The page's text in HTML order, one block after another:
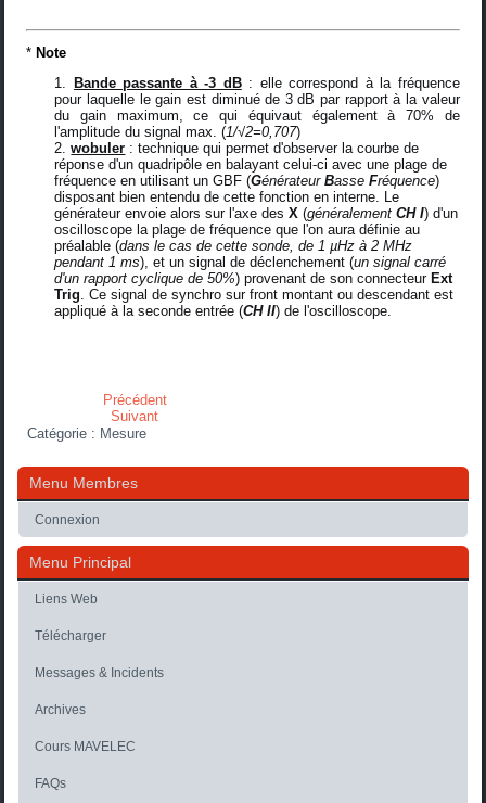
* Note
Bande passante à -3 dB: elle correspond à la fréquence
pour laquelle le gain est diminué de 3 dB par rapport à la valeur
du gain maximum, ce qui équivaut également à 70% de
l'amplitude du signal max. (1/√2=0,707)
wobuler : technique qui permet d'observer la courbe de
réponse d'un quadripôle en balayant celui-ci avec une plage de
fréquence en utilisant un GBF (GénérateurBasseFréquence)
disposant bien entendu de cette fonction en interne. Le
générateur envoie alors sur l'axe desX (généralementCH I) d'un
oscilloscope la plage de fréquence que l'on aura définie au
préalable (dans le cas de cette sonde, de 1 µHz à 2 MHz
pendant 1 ms), et un signal de déclenchement (un signal carré
d'un rapport cyclique de 50%) provenant de son connecteur Ext
Trig . Ce signal de synchro sur front montant ou descendant est
appliqué à la seconde entrée (CH II) de l'oscilloscope.
Précédent
Suivant
Catégorie : Mesure
Menu Membres
Connexion
Menu Principal
Liens Web
Télécharger
Messages & Incidents
Archives
Cours MAVELEC
FAQs